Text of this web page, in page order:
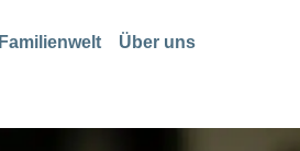
Familienwelt Über uns